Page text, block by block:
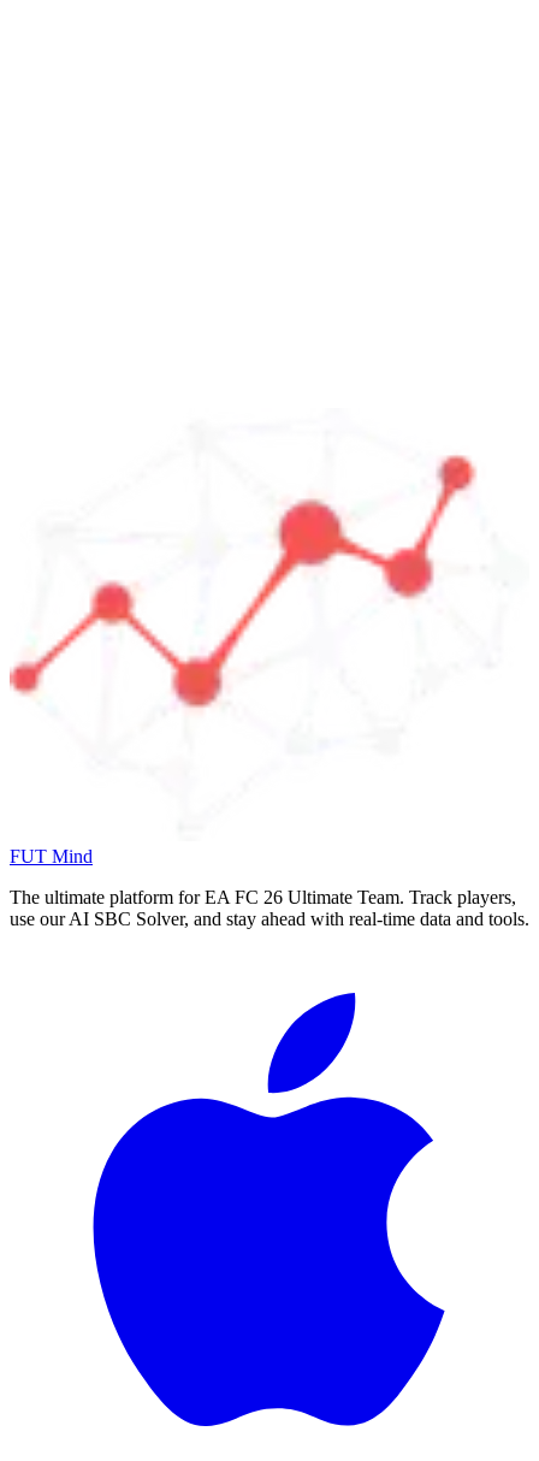
FUT Mind
The ultimate platform for EA FC 26 Ultimate Team. Track players,
use our AI SBC Solver, and stay ahead with real-time data and tools.